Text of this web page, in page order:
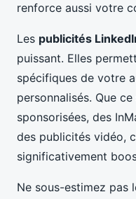
renforce aussi votre
Les publicités
puissant. Elles
spécifiques de votre
personnalisés. Que
sponsorisées, des
des publicités vidéo,
significativement
Ne sous-estimez pas